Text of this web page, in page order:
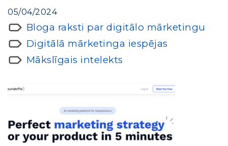
05/04/2024
Bloga raksti par digitālo mārketingu
Digitālā mārketinga iespējas
Mākslīgais intelekts